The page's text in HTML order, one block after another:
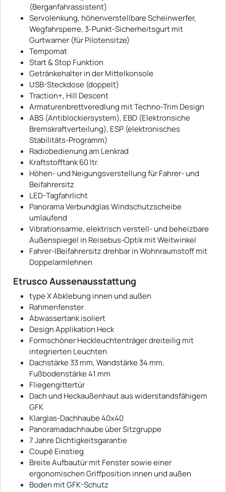
(Berganfahrassistent)
Servolenkung, höhenverstellbare Scheinwerfer,
Wegfahrsperre, 3-Punkt-Sicherheitsgurt mit
Gurtwarner (für Pilotensitze)
Tempomat
Start & Stop Funktion
Getränkehalter in der Mittelkonsole
USB-Steckdose (doppelt)
Traction+, Hill Descent
Armaturenbrettveredlung mit Techno-Trim Design
ABS (Antiblockiersystem), EBD (Elektronsiche
Bremskraftverteilung), ESP (elektronisches
Stabilitäts-Programm)
Radiobedienung am Lenkrad
Kraftstofftank 60 ltr.
Höhen- und Neigungsverstellung für Fahrer- und
Beifahrersitz
LED-Tagfahrlicht
Panorama Verbundglas Windschutzscheibe
umlaufend
Vibrationsarme, elektrisch verstell- und beheizbare
Außenspiegel in Reisebus-Optik mit Weitwinkel
Fahrer-|Beifahrersitz drehbar in Wohnraumstoff mit
Doppelarmlehnen
Etrusco Aussenausstattung
type X Abklebung innen und außen
Rahmenfenster
Abwassertank isoliert
Design Applikation Heck
Formschöner Heckleuchtenträger dreiteilig mit
integrierten Leuchten
Dachstärke 33 mm, Wandstärke 34 mm,
Fußbodenstärke 41 mm
Fliegengittertür
Dach und Heckaußenhaut aus widerstandsfähigem
GFK
Klarglas-Dachhaube 40x40
Panoramadachhaube über Sitzgruppe
7 Jahre Dichtigkeitsgarantie
Coupé Einstieg
Breite Aufbautür mit Fenster sowie einer
ergonomischen Griffposition innen und außen
Boden mit GFK-Schutz